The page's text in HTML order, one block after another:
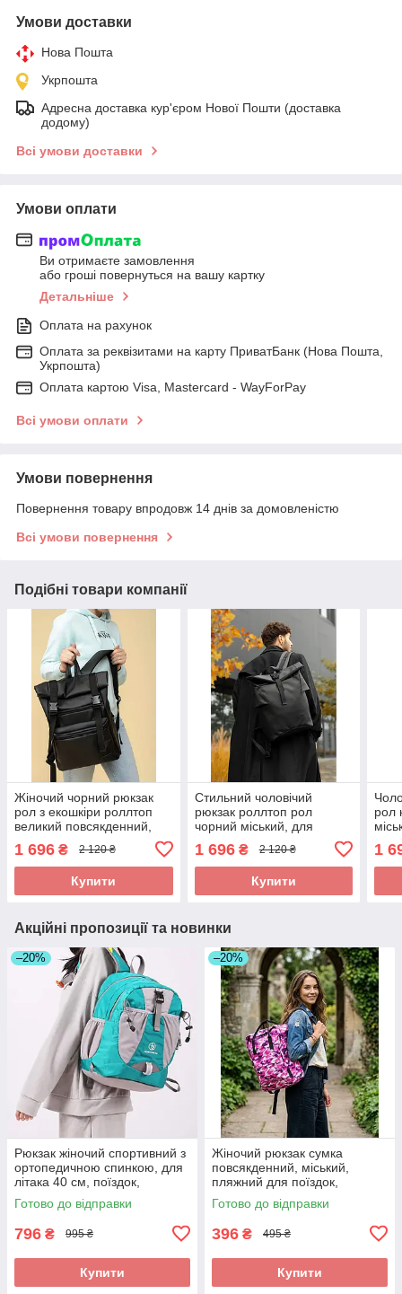
Умови доставки
Нова Пошта
Укрпошта
Адресна доставка кур'єром Нової Пошти (доставка
додому)
Всі умови доставки
Умови оплати
Ви отримаєте замовлення
або гроші повернуться на вашу картку
Детальніше
Оплата на рахунок
Оплата за реквізитами на карту ПриватБанк (Нова Пошта,
Укрпошта)
Оплата картою Visa, Mastercard - WayForPay
Всі умови оплати
Умови повернення
Повернення товару впродовж 14 днів за домовленістю
Всі умови повернення
Подібні товари компанії
Жіночий чорний рюкзак
рол з екошкіри роллтоп
великий повсякденний,
для поїздок, ноутбука 15,6
1 696 ₴ 2 120 ₴
Купити
Стильний чоловічий
рюкзак роллтоп рол
чорний міський, для
повсякденний еко-шкіра
1 696₴ 2 120 ₴
Купити
рол
1
Акційні пропозиції та новинки
–20%
Рюкзак жіночий спортивний з
ортопедичною спинкою, для
літака 40 см, поїздок,
подорожей сірий з бірюзовим
Готово до відправки
796 ₴ 995 ₴
Купити
–20%
Жіночий рюкзак сумка
повсякденний, міський,
пляжний для поїздок,
подорожей рожевий
камуфляж
Готово до відправки
396 ₴ 495 ₴
Купити